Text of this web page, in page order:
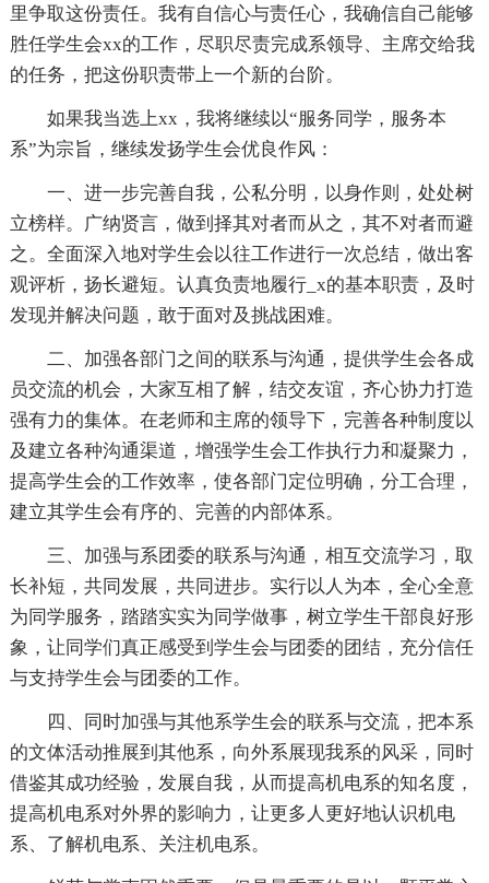
里争取这份责任。我有自信心与责任心，我确信自己能够
胜任学生会xx的工作，尽职尽责完成系领导、主席交给我
的任务，把这份职责带上一个新的台阶。
如果我当选上xx，我将继续以“服务同学，服务本
系”为宗旨，继续发扬学生会优良作风：
一、进一步完善自我，公私分明，以身作则，处处树
立榜样。广纳贤言，做到择其对者而从之，其不对者而避
之。全面深入地对学生会以往工作进行一次总结，做出客
观评析，扬长避短。认真负责地履行_x的基本职责，及时
发现并解决问题，敢于面对及挑战困难。
二、加强各部门之间的联系与沟通，提供学生会各成
员交流的机会，大家互相了解，结交友谊，齐心协力打造
强有力的集体。在老师和主席的领导下，完善各种制度以
及建立各种沟通渠道，增强学生会工作执行力和凝聚力，
提高学生会的工作效率，使各部门定位明确，分工合理，
建立其学生会有序的、完善的内部体系。
三、加强与系团委的联系与沟通，相互交流学习，取
长补短，共同发展，共同进步。实行以人为本，全心全意
为同学服务，踏踏实实为同学做事，树立学生干部良好形
象，让同学们真正感受到学生会与团委的团结，充分信任
与支持学生会与团委的工作。
四、同时加强与其他系学生会的联系与交流，把本系
的文体活动推展到其他系，向外系展现我系的风采，同时
借鉴其成功经验，发展自我，从而提高机电系的知名度，
提高机电系对外界的影响力，让更多人更好地认识机电
系、了解机电系、关注机电系。